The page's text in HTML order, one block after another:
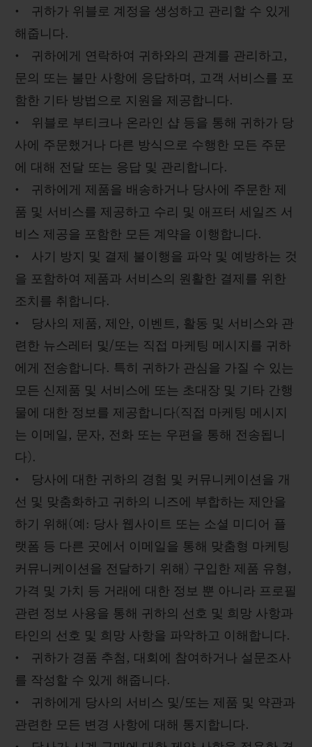
• 귀하가 위블로 계정을 생성하고 관리할 수 있게
해줍니다.
• 귀하에게 연락하여 귀하와의 관계를 관리하고,
문의 또는 불만 사항에 응답하며, 고객 서비스를 포
함한 기타 방법으로 지원을 제공합니다.
• 위블로 부티크나 온라인 샵 등을 통해 귀하가 당
사에 주문했거나 다른 방식으로 수행한 모든 주문
에 대해 전달 또는 응답 및 관리합니다.
• 귀하에게 제품을 배송하거나 당사에 주문한 제
품 및 서비스를 제공하고 수리 및 애프터 세일즈 서
비스 제공을 포함한 모든 계약을 이행합니다.
• 사기 방지 및 결제 불이행을 파악 및 예방하는 것
을 포함하여 제품과 서비스의 원활한 결제를 위한
조치를 취합니다.
• 당사의 제품, 제안, 이벤트, 활동 및 서비스와 관
련한 뉴스레터 및/또는 직접 마케팅 메시지를 귀하
에게 전송합니다. 특히 귀하가 관심을 가질 수 있는
모든 신제품 및 서비스에 또는 초대장 및 기타 간행
물에 대한 정보를 제공합니다(직접 마케팅 메시지
는 이메일, 문자, 전화 또는 우편을 통해 전송됩니
다).
• 당사에 대한 귀하의 경험 및 커뮤니케이션을 개
선 및 맞춤화하고 귀하의 니즈에 부합하는 제안을
하기 위해(예: 당사 웹사이트 또는 소셜 미디어 플
랫폼 등 다른 곳에서 이메일을 통해 맞춤형 마케팅
커뮤니케이션을 전달하기 위해) 구입한 제품 유형,
가격 및 가치 등 거래에 대한 정보 뿐 아니라 프로필
관련 정보 사용을 통해 귀하의 선호 및 희망 사항과
타인의 선호 및 희망 사항을 파악하고 이해합니다.
• 귀하가 경품 추첨, 대회에 참여하거나 설문조사
를 작성할 수 있게 해줍니다.
• 귀하에게 당사의 서비스 및/또는 제품 및 약관과
관련한 모든 변경 사항에 대해 통지합니다.